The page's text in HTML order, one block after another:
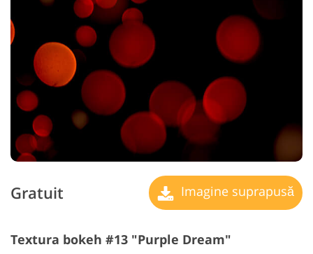
Gratuit Imagine suprapusă
Textura bokeh #13 "Purple Dream"